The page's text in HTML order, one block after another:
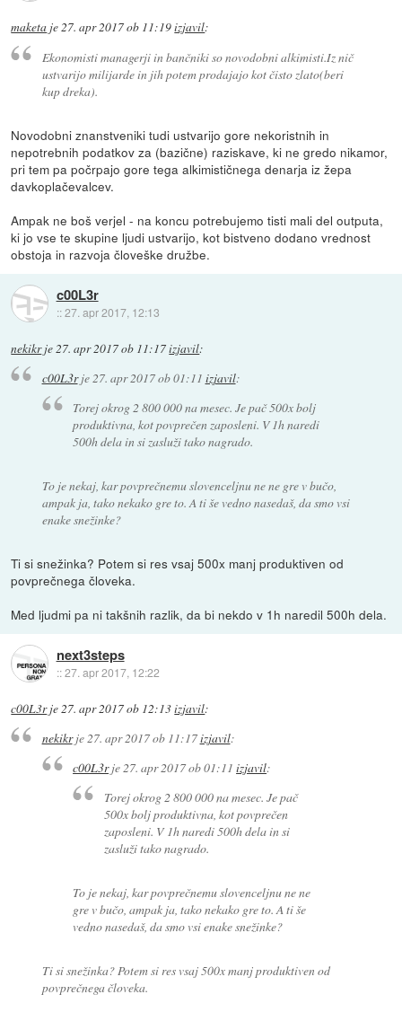
maketa je27. apr 2017 ob 11:19izjavil:
Ekonomisti managerji in bančniki so novodobni alkimisti.Iz nič
ustvarijo milijarde in jih potem prodajajo kot čisto zlato(beri
kup dreka).
Novodobni znanstveniki tudi ustvarijo gore nekoristnih in
nepotrebnih podatkov za (bazične) raziskave, ki ne gredo nikamor,
pri tem pa počrpajo gore tega alkimističnega denarja iz žepa
davkoplačevalcev.
Ampak ne boš verjel - na koncu potrebujemo tisti mali del outputa,
ki jo vse te skupine ljudi ustvarijo, kot bistveno dodano vrednost
obstoja in razvoja človeške družbe.
c00L3r
::27. apr 2017, 12:13
nekikrje 27. apr 2017 ob 11:17izjavil:
c00L3rje27. apr 2017 ob 01:11 izjavil:
Torej okrog 2 800 000 na mesec. Je pač 500x bolj
produktivna, kot povprečen zaposleni. V 1h naredi
500h dela in si zasluži tako nagrado.
To je nekaj, kar povprečnemu slovenceljnu ne ne gre v bučo,
ampak ja, tako nekako gre to. A ti še vedno nasedaš, da smo vsi
enake snežinke?
Ti si snežinka? Potem si res vsaj 500x manj produktiven od
povprečnega človeka.
Med ljudmi pa ni takšnih razlik, da bi nekdo v 1h naredil 500h dela.
next3steps
::27. apr 2017, 12:22
c00L3rje27. apr 2017 ob 12:13izjavil:
nekikrje27. apr 2017 ob 11:17izjavil:
c00L3rje27. apr 2017 ob 01:11 izjavil:
Torej okrog 2 800 000 na mesec. Je pač
500x bolj produktivna, kot povprečen
zaposleni. V 1h naredi 500h dela in si
zasluži tako nagrado.
To je nekaj, kar povprečnemu slovenceljnu ne ne
gre v bučo, ampak ja, tako nekako gre to. A ti še
vedno nasedaš, da smo vsi enake snežinke?
Ti si snežinka? Potem si res vsaj 500x manj produktiven od
povprečnega človeka.